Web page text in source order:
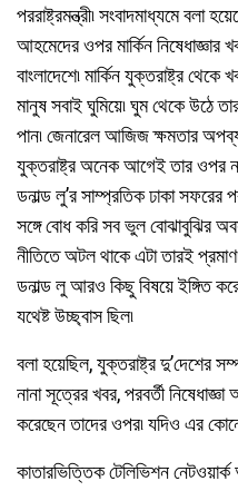
পররাষ্ট্রমন্ত্রী৷ সংবাদমাধ্যমে বলা
আহমেদের ওপর মার্কিন নিষেধাজ্ঞার
বাংলাদেশে৷ মার্কিন যুক্তরাষ্ট্র
মানুষ সবাই ঘুমিয়ে৷ ঘুম থেকে উঠে
পান৷ জেনারেল আজিজ ক্ষমতার
যুক্তরাষ্ট্র অনেক আগেই তার ওপর নজর
ডনাল্ড লু’র সাম্প্রতিক ঢাকা সফরের
সঙ্গে বোধ করি সব ভুল বোঝাবুঝির
নীতিতে অটল থাকে এটা তারই
ডনাল্ড লু আরও কিছু বিষয়ে ইঙ্গিত
যথেষ্ট উচ্ছ্বাস ছিল৷
বলা হয়েছিল, যুক্তরাষ্ট্র দু’দেশের
নানা সূত্রের খবর, পরবর্তী নিষেধাজ্ঞা
করেছেন তাদের ওপর৷ যদিও এর কোনো
কাতারভিত্তিক টেলিভিশন